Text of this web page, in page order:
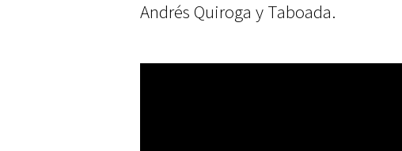
Andrés Quiroga y Taboada.